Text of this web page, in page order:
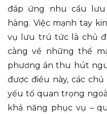
đáp ứng nhu cầu
hàng. Việc mạnh tay
vụ lưu trú tức là chủ
càng về những thế
phương án thu hút
được điều này, các
yếu tố quan trọng
khả năng phục vụ –